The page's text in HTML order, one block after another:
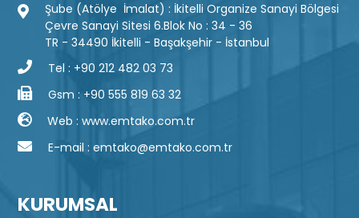
Şube (Atölye İmalat) : İkitelli Organize Sanayi Bölgesi
Çevre Sanayi Sitesi 6.Blok No : 34 - 36
TR - 34490 İkitelli - Başakşehir - İstanbul
Tel : +90 212 482 03 73
Gsm : +90 555 819 63 32
Web : www.emtako.com.tr
E-mail : emtako@emtako.com.tr
KURUMSAL